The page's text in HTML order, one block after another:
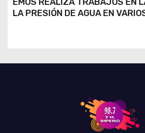
LA PRESIÓN DE AGUA EN